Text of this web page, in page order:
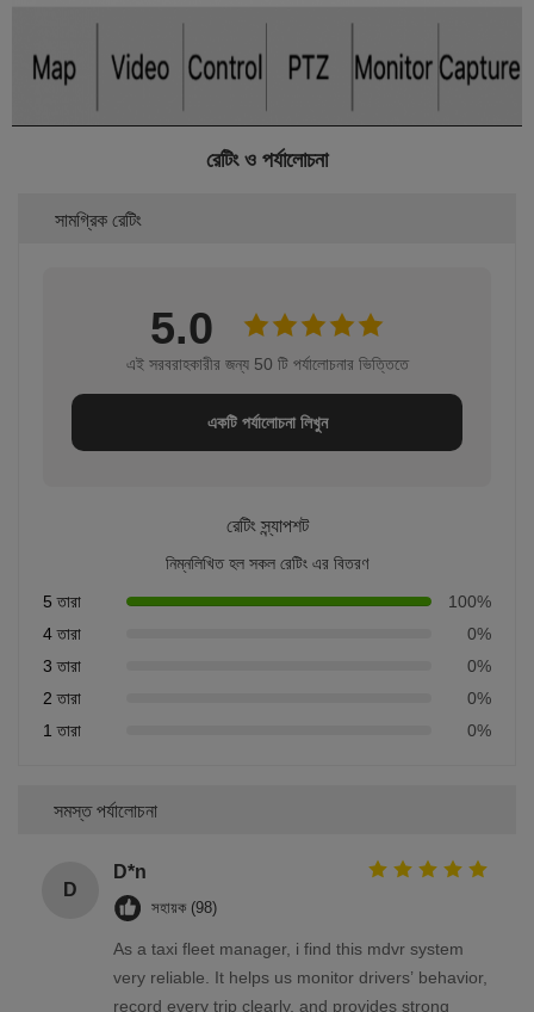
রেটিং ও পর্যালোচনা
সামগ্রিক রেটিং
5.0
এই সরবরাহকারীর জন্য 50 টি পর্যালোচনার ভিত্তিতে
একটি পর্যালোচনা লিখুন
রেটিং স্ন্যাপশট
নিম্নলিখিত হল সকল রেটিং এর বিতরণ
5 তারা
100%
4 তারা
0%
3 তারা
0%
2 তারা
0%
1 তারা
0%
সমস্ত পর্যালোচনা
D
D*n
সহায়ক (98)
As a taxi fleet manager, i find this mdvr system
very reliable. It helps us monitor drivers’ behavior,
record every trip clearly, and provides strong